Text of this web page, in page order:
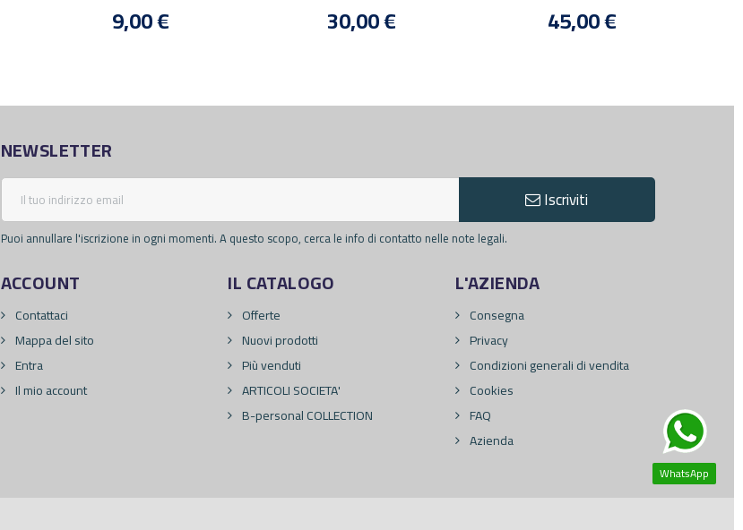
9,00 € 30,00 € 45,00 €
NEWSLETTER
Iscriviti
Puoi annullare l'iscrizione in ogni momenti. A questo scopo, cerca le info di contatto nelle note legali.
ACCOUNT
Contattaci
Mappa del sito
Entra
Il mio account
IL CATALOGO
Offerte
Nuovi prodotti
Più venduti
ARTICOLI SOCIETA'
B-personal COLLECTION
L'AZIENDA
Consegna
Privacy
Condizioni generali di vendita
Cookies
FAQ
Azienda
WhatsApp